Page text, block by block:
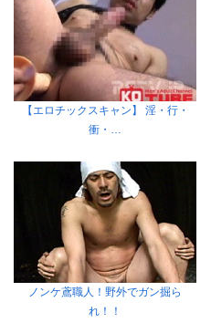
【エロチックスキャン】 淫・行・
衝・…
ノンケ鳶職人！野外でガン掘ら
れ！！